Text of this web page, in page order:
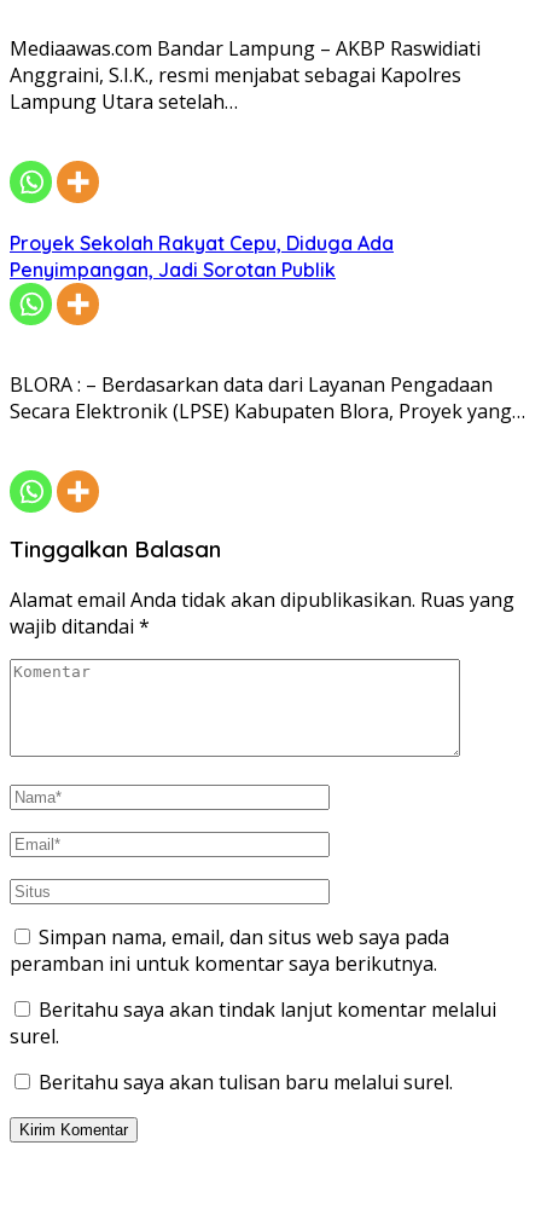
Mediaawas.com Bandar Lampung – AKBP Raswidiati
Anggraini, S.I.K., resmi menjabat sebagai Kapolres
Lampung Utara setelah…
Proyek Sekolah Rakyat Cepu, Diduga Ada
Penyimpangan, Jadi Sorotan Publik
BLORA : – Berdasarkan data dari Layanan Pengadaan
Secara Elektronik (LPSE) Kabupaten Blora, Proyek yang…
Tinggalkan Balasan
Alamat email Anda tidak akan dipublikasikan. Ruas yang
wajib ditandai *
Simpan nama, email, dan situs web saya pada
peramban ini untuk komentar saya berikutnya.
Beritahu saya akan tindak lanjut komentar melalui
surel.
Beritahu saya akan tulisan baru melalui surel.